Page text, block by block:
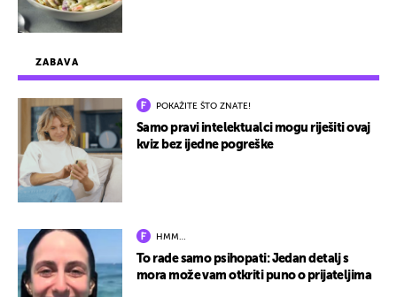
ZABAVA
POKAŽITE ŠTO ZNATE!
Samo pravi intelektualci mogu riješiti ovaj
kviz bez ijedne pogreške
HMM…
To rade samo psihopati: Jedan detalj s
mora može vam otkriti puno o prijateljima